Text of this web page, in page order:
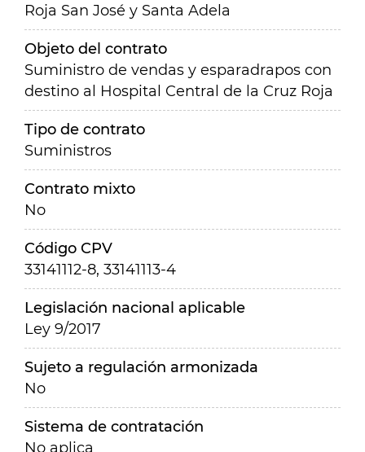
Roja San José y Santa Adela
Objeto del contrato
Suministro de vendas y esparadrapos con
destino al Hospital Central de la Cruz Roja
Tipo de contrato
Suministros
Contrato mixto
No
Código CPV
33141112-8, 33141113-4
Legislación nacional aplicable
Ley 9/2017
Sujeto a regulación armonizada
No
Sistema de contratación
No aplica